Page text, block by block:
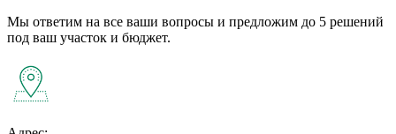
Мы ответим на все ваши вопросы и предложим до 5 решений
под ваш участок и бюджет.